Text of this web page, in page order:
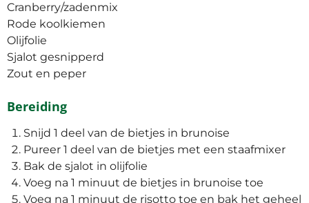
Cranberry/zadenmix
Rode koolkiemen
Olijfolie
Sjalot gesnipperd
Zout en peper
Bereiding
Snijd 1 deel van de bietjes in brunoise
Pureer 1 deel van de bietjes met een staafmixer
Bak de sjalot in olijfolie
Voeg na 1 minuut de bietjes in brunoise toe
Voeg na 1 minuut de risotto toe en bak het geheel